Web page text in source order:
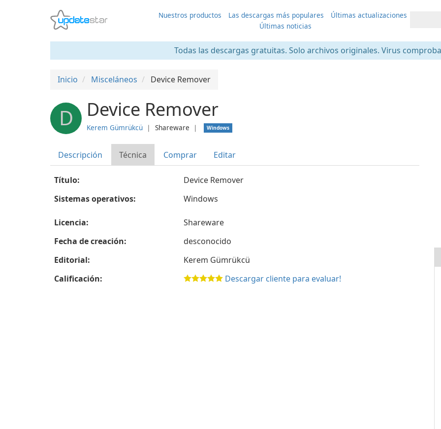
Nuestros productos Las descargas más populares
Últimas actualizaciones
Últimas noticias
Todas las descargas gratuitas. Solo archivos originales. Virus
Inicio Misceláneos Device Remover
D Device Remover
Kerem Gümrükcü ❘ Shareware ❘ Windows
Descripción Técnica Comprar Editar
Título:
Device Remover
Sistemas operativos:
Windows
Licencia:
Shareware
Fecha de creación:
desconocido
Editorial:
Kerem Gümrükcü
Calificación:
Descargar cliente para evaluar!